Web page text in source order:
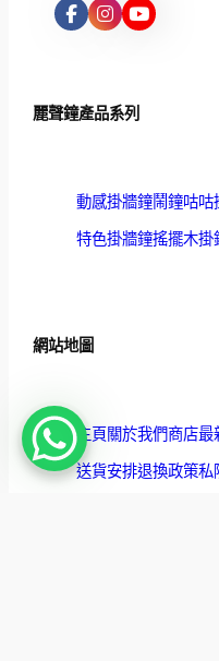
麗聲鐘產品系列
動感掛牆鐘鬧鐘咕咕
特色掛牆鐘搖擺木掛
網站地圖
主頁關於我們商店最
送貨安排退換政策私